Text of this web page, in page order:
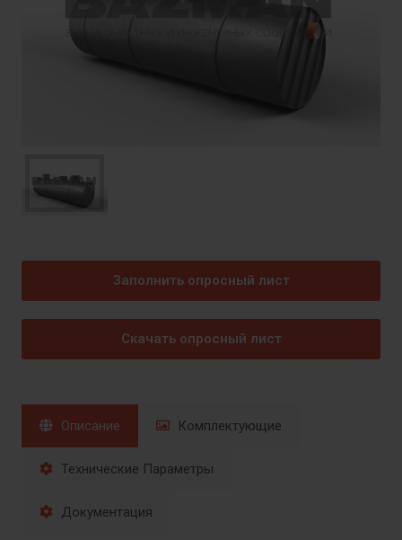
Заполнить опросный лист
Скачать опросный лист
Описание Комплектующие
Технические Параметры
Документация